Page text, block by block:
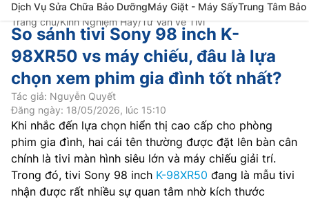
Dịch Vụ Sửa Chữa Bảo DưỡngMáy Giặt - Máy SấyTrung Tâm Bảo
Trang chủ/Kinh Nghiệm Hay/Tư Vấn về Tivi
So sánh tivi Sony 98 inch K-
98XR50 vs máy chiếu, đâu là lựa
chọn xem phim gia đình tốt nhất?
Tác giả: Nguyễn Quyết
Đăng ngày: 18/05/2026, lúc 15:10
Khi nhắc đến lựa chọn hiển thị cao cấp cho phòng
phim gia đình, hai cái tên thường được đặt lên bàn cân
chính là tivi màn hình siêu lớn và máy chiếu giải trí.
Trong đó, tivi Sony 98 inch K-98XR50 đang là mẫu tivi
nhận được rất nhiều sự quan tâm nhờ kích thước